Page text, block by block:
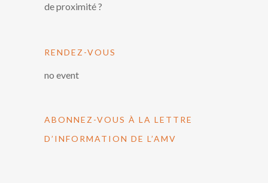
de proximité ?
RENDEZ-VOUS
no event
ABONNEZ-VOUS À LA LETTRE
D’INFORMATION DE L’AMV